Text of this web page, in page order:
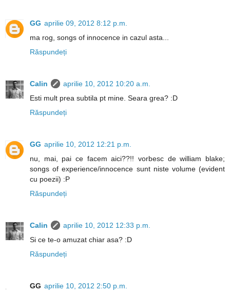
GG aprilie 09, 2012 8:12 p.m.
ma rog, songs of innocence in cazul asta...
Răspundeți
Calin
aprilie 10, 2012 10:20 a.m.
Esti mult prea subtila pt mine. Seara grea? :D
Răspundeți
GG aprilie 10, 2012 12:21 p.m.
nu, mai, pai ce facem aici??!! vorbesc de william blake;
songs of experience/innocence sunt niste volume (evident
cu poezii) :P
Răspundeți
Calin
aprilie 10, 2012 12:33 p.m.
Si ce te-o amuzat chiar asa? :D
Răspundeți
GG aprilie 10, 2012 2:50 p.m.